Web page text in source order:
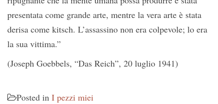
presentata come grande arte, mentre la vera arte è stata
derisa come kitsch. L’assassino non era colpevole; lo era
la sua vittima.”
(Joseph Goebbels, “Das Reich”, 20 luglio 1941)
Posted in I pezzi miei